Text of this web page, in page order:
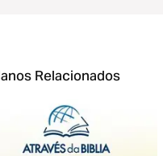
Relacionados